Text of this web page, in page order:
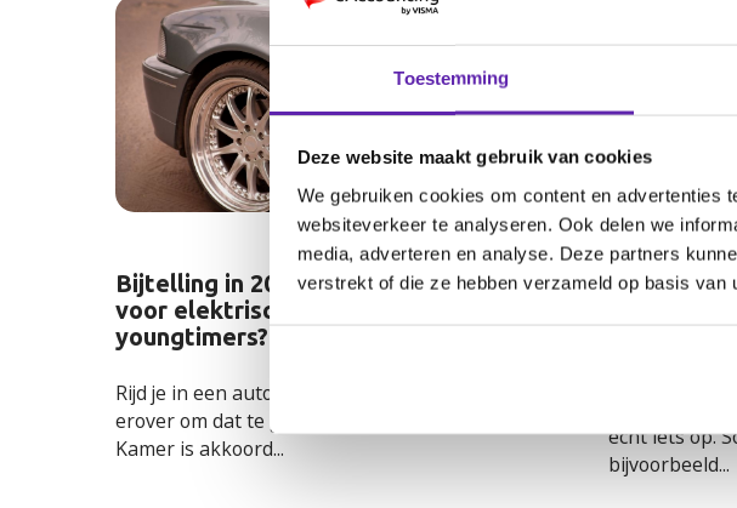
Toestemming
Deze website maakt gebruik van cookies
We gebruiken cookies om content en advertenties
websiteverkeer te analyseren. Ook delen we
media, adverteren en analyse. Deze partners
verstrekt of die ze hebben verzameld op basis van
Bijtelling in 2026: wat verandert er
voor elektrische auto’s en
youngtimers?
Rijd je in een auto van de zaak of denk je
erover om dat te gaan doen? De Eerste
Kamer is akkoord...
Zo ontdek
meeste
Niet elke
echt iets op.
bijvoorbeeld...